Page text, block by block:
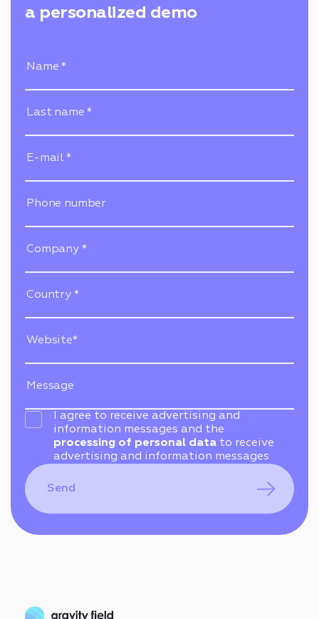
a personalized demo
I agree to receive advertising and
information messages and the
processing of personal data to receive
advertising and information messages
Send